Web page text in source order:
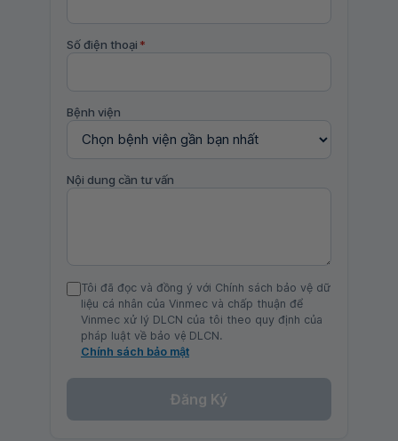
Số điện thoại *
Bệnh viện
Nội dung cần tư vấn
Tôi đã đọc và đồng ý với Chính sách bảo vệ dữ
liệu cá nhân của Vinmec và chấp thuận để
Vinmec xử lý DLCN của tôi theo quy định của
pháp luật về bảo vệ DLCN.
Chính sách bảo mật
Đăng Ký